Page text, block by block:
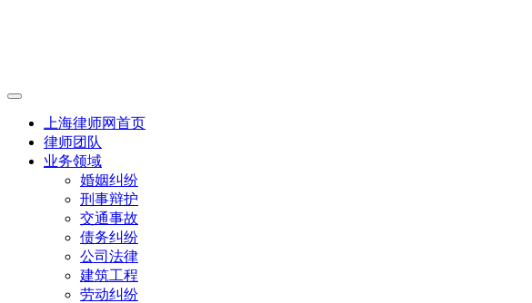
上海律师网首页
律师团队
业务领域
婚姻纠纷
刑事辩护
交通事故
债务纠纷
公司法律
建筑工程
劳动纠纷